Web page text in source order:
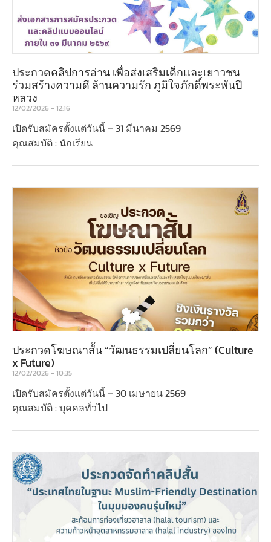
ประกวดคลิปการอ่าน เพื่อส่งเสริมเด็กและเยาวชน
ร่วมสร้างความดี ล้านความรัก ภูมิใจภักดิ์พระพันปี
หลวง
12/02/2026 12:16
เปิดรับสมัครตั้งแต่วันนี้ – 31 มีนาคม 2569
คุณสมบัติ : นักเรียน
ประกวดโฆษณาสั้น “วัฒนธรรมเปลี่ยนโลก” (Culture
x Future)
12/02/2026 10:35
เปิดรับสมัครตั้งแต่วันนี้ – 30 เมษายน 2569
คุณสมบัติ : บุคคลทั่วไป